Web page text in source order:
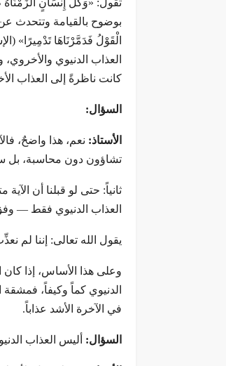
العذاب الدنيوي
كانت ناظرةً إلى العذاب
السؤال:
الأستاذ: نعم، هذا واضحٌ،
تشاؤون دون محاسبة، بل
ثانياً: حتى لو قبلنا أن
العذاب الدنيوي فقط —
يقول الله تعالى: إننا لم
وعلى هذا الأساس، إذا
الدنيوي كماً وكيفاً،
في الآخرة الأشد عذاباً.
السؤال: أليس العذاب